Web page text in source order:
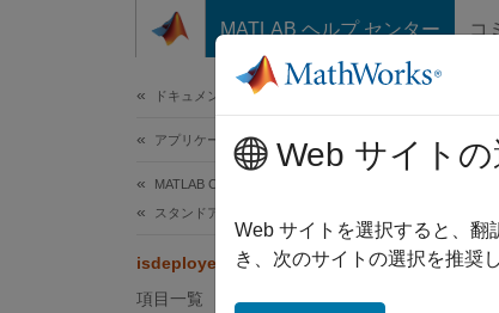
コンテンツへスキップ
MATLAB ヘルプ センター コ
ドキュメンテーションのホーム
アプリケーションのデプロイ
MATLAB Compiler
スタンドアロン アプリケーション
isdeployed
項目一覧
コ
Web サイトの
Web サイトを選択すると、翻
き、次のサイトの選択を推奨